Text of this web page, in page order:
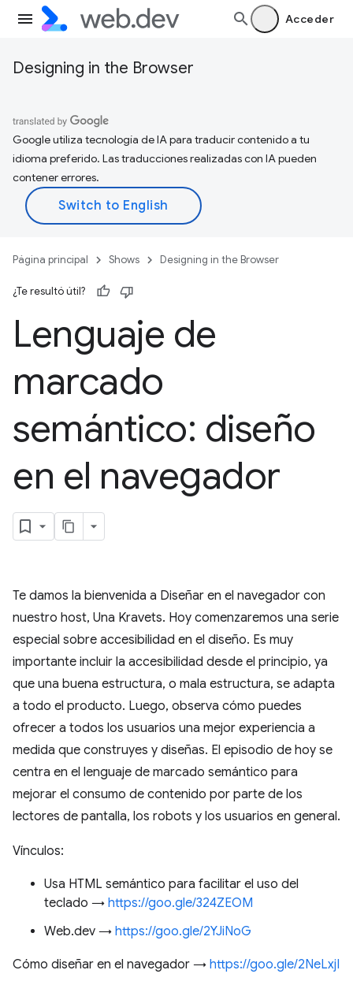
Acceder
Designing in the Browser
Google utiliza tecnología de IA para traducir contenido a tu
idioma preferido. Las traducciones realizadas con IA pueden
contener errores.
Página principal Shows Designing in the Browser
¿Te resultó útil?
Lenguaje de
marcado
semántico: diseño
en el navegador
Te damos la bienvenida a Diseñar en el navegador con
nuestro host, Una Kravets. Hoy comenzaremos una serie
especial sobre accesibilidad en el diseño. Es muy
importante incluir la accesibilidad desde el principio, ya
que una buena estructura, o mala estructura, se adapta
a todo el producto. Luego, observa cómo puedes
ofrecer a todos los usuarios una mejor experiencia a
medida que construyes y diseñas. El episodio de hoy se
centra en el lenguaje de marcado semántico para
mejorar el consumo de contenido por parte de los
lectores de pantalla, los robots y los usuarios en general.
Vínculos:
Usa HTML semántico para facilitar el uso del
teclado → https://goo.gle/324ZEOM
Web.dev → https://goo.gle/2YJiNoG
Cómo diseñar en el navegador → https://goo.gle/2NeLxjI